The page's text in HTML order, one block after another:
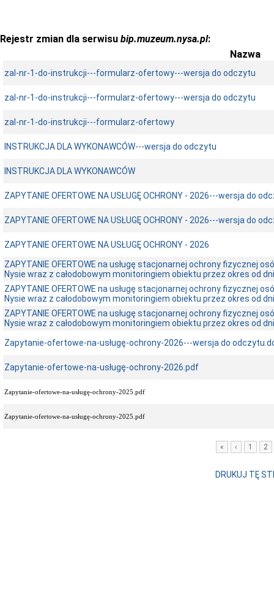
Rejestr zmian dla serwisu bip.muzeum.nysa.pl:
Nazwa
zal-nr-1-do-instrukcji---formularz-ofertowy---wersja do odczytu
zal-nr-1-do-instrukcji---formularz-ofertowy---wersja do odczytu
zal-nr-1-do-instrukcji---formularz-ofertowy
INSTRUKCJA DLA WYKONAWCÓW---wersja do odczytu
INSTRUKCJA DLA WYKONAWCÓW
ZAPYTANIE OFERTOWE NA USŁUGĘ OCHRONY - 2026---wersja do
ZAPYTANIE OFERTOWE NA USŁUGĘ OCHRONY - 2026---wersja do
ZAPYTANIE OFERTOWE NA USŁUGĘ OCHRONY - 2026
ZAPYTANIE OFERTOWE na usługę stacjonarnej ochrony fizycznej
Nysie wraz z całodobowym monitoringiem obiektu przez okres od
ZAPYTANIE OFERTOWE na usługę stacjonarnej ochrony fizycznej
Nysie wraz z całodobowym monitoringiem obiektu przez okres od
ZAPYTANIE OFERTOWE na usługę stacjonarnej ochrony fizycznej
Nysie wraz z całodobowym monitoringiem obiektu przez okres od
Zapytanie-ofertowe-na-usługę-ochrony-2026---wersja do
Zapytanie-ofertowe-na-usługę-ochrony-2026.pdf
Zapytanie-ofertowe-na-usługę-ochrony-2025.pdf
Zapytanie-ofertowe-na-usługę-ochrony-2025.pdf
« ‹ 1 2
DRUKUJ TĘ